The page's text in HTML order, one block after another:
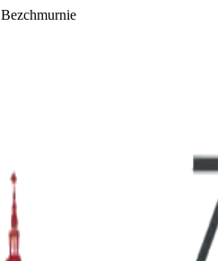
Bezchmurnie